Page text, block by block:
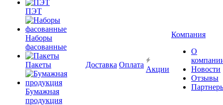
ПЭТ
Наборы
фасованные
Пакеты
Бумажная
продукция
Доставка Оплата
Акции
Компания
О
Новости
Отзывы